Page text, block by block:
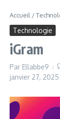
Accueil /
Technologie
iGram
Par Ellabbe9
janvier 27, 2025